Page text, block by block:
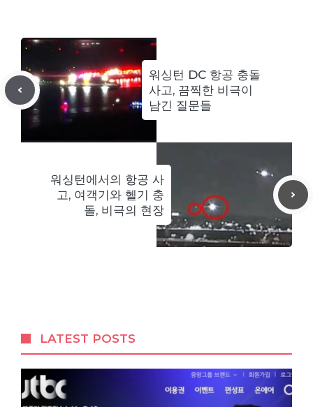
워싱턴 DC 항공 충돌
사고, 끔찍한 비극이
남긴 질문들
워싱턴에서의 항공 사
고, 여객기와 헬기 충
돌, 비극의 현장
LATEST POSTS